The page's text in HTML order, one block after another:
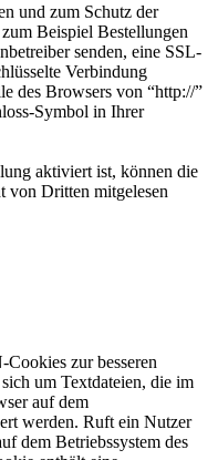
und zum Schutz der
Beispiel Bestellungen
senden, eine SSL-
Verbindung
des Browsers von “http://”
Symbol in Ihrer
aktiviert ist, können die
von Dritten mitgelesen
zur besseren
um Textdateien, die im
auf dem
werden. Ruft ein Nutzer
dem Betriebssystem des